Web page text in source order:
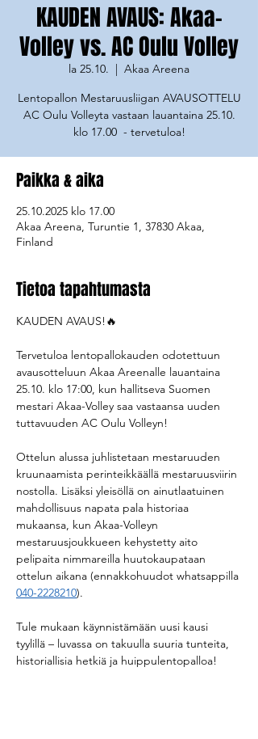
KAUDEN AVAUS: Akaa-
Volley vs. AC Oulu Volley
la 25.10.
  |
Akaa Areena
Lentopallon Mestaruusliigan AVAUSOTTELU
AC Oulu Volleyta vastaan lauantaina 25.10.
klo 17.00 - tervetuloa!
Paikka & aika
25.10.2025 klo 17.00
Akaa Areena, Turuntie 1, 37830 Akaa,
Finland
Tietoa tapahtumasta
KAUDEN AVAUS!🔥
Tervetuloa lentopallokauden odotettuun
avausotteluun Akaa Areenalle lauantaina
25.10. klo 17:00, kun hallitseva Suomen
mestari Akaa-Volley saa vastaansa uuden
tuttavuuden AC Oulu Volleyn!
Ottelun alussa juhlistetaan mestaruuden
kruunaamista perinteikkäällä mestaruusviirin
nostolla. Lisäksi yleisöllä on ainutlaatuinen
mahdollisuus napata pala historiaa
mukaansa, kun Akaa-Volleyn
mestaruusjoukkueen kehystetty aito
pelipaita nimmareilla huutokaupataan
ottelun aikana (ennakkohuudot whatsappilla
040-2228210).
Tule mukaan käynnistämään uusi kausi
tyylillä – luvassa on takuulla suuria tunteita,
historiallisia hetkiä ja huippulentopalloa!